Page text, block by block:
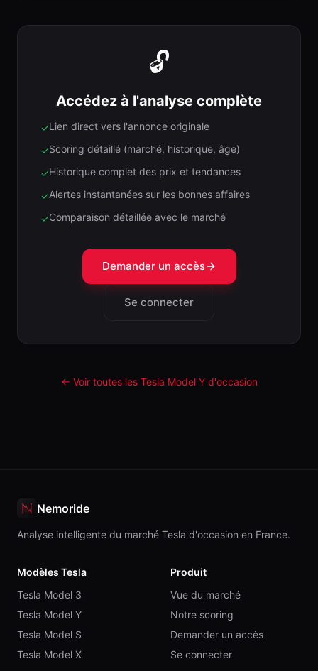
🔓
Accédez à l'analyse complète
✓Lien direct vers l'annonce originale
✓Scoring détaillé (marché, historique, âge)
✓Historique complet des prix et tendances
✓Alertes instantanées sur les bonnes affaires
✓Comparaison détaillée avec le marché
Demander un accès
Se connecter
← Voir toutes les Tesla Model Yd'occasion
Nemoride
Analyse intelligente du marché Tesla d'occasion en France.
Modèles Tesla
Tesla Model 3
Tesla Model Y
Tesla Model S
Tesla Model X
Produit
Vue du marché
Notre scoring
Demander un accès
Se connecter